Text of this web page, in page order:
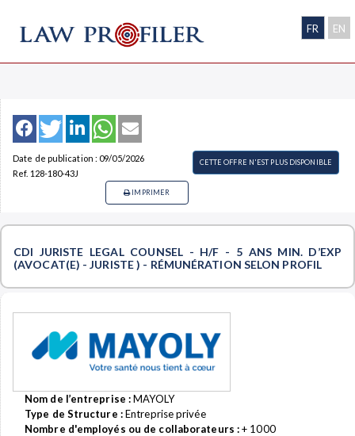
FR EN
Date de publication : 09/05/2026
Ref. 128-180-43J
CETTE OFFRE N'EST PLUS DISPONIBLE
IMPRIMER
CDI JURISTE LEGAL COUNSEL - H/F - 5 ANS MIN. D’EXP
(AVOCAT(E) - JURISTE ) - RÉMUNÉRATION SELON PROFIL
Nom de l’entreprise :MAYOLY
Type de Structure :Entreprise privée
Nombre d'employés ou de collaborateurs :+ 1000